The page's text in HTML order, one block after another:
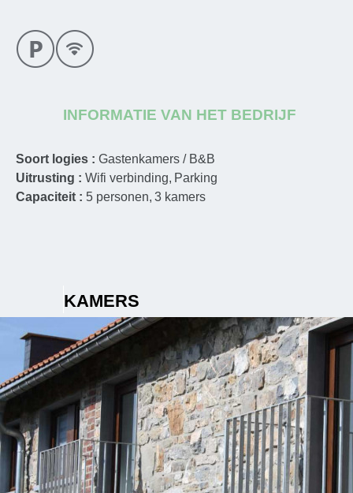
INFORMATIE VAN HET BEDRIJF
Soort logies : Gastenkamers / B&B
Uitrusting : Wifi verbinding Parking
Capaciteit : 5 personen 3 kamers
KAMERS